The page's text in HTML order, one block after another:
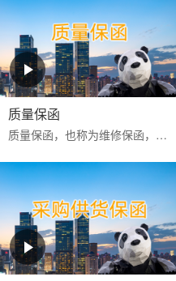
质量保函
‌质量保函‌，也称为维修保函，是指应供货方或承建人申请，向买方或业主保证，如货物或工程的质量不符合合同约定而卖方或承建人又不能依约更换或修理时，按买方或业主的索...